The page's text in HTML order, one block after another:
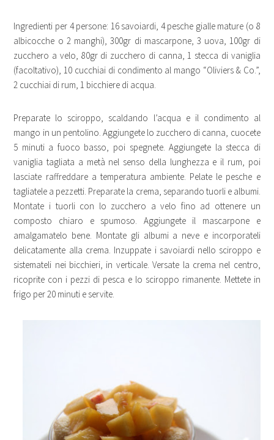
Ingredienti per 4 persone: 16 savoiardi, 4 pesche gialle mature (o 8
albicocche o 2 manghi), 300gr di mascarpone, 3 uova, 100gr di
zucchero a velo, 80gr di zucchero di canna, 1 stecca di vaniglia
(facoltativo), 10 cucchiai di condimento al mango “Oliviers & Co.”,
2 cucchiai di rum, 1 bicchiere di acqua.
Preparate lo sciroppo, scaldando l’acqua e il condimento al
mango in un pentolino. Aggiungete lo zucchero di canna, cuocete
5 minuti a fuoco basso, poi spegnete. Aggiungete la stecca di
vaniglia tagliata a metà nel senso della lunghezza e il rum, poi
lasciate raffreddare a temperatura ambiente. Pelate le pesche e
tagliatele a pezzetti. Preparate la crema, separando tuorli e albumi.
Montate i tuorli con lo zucchero a velo fino ad ottenere un
composto chiaro e spumoso. Aggiungete il mascarpone e
amalgamatelo bene. Montate gli albumi a neve e incorporateli
delicatamente alla crema. Inzuppate i savoiardi nello sciroppo e
sistemateli nei bicchieri, in verticale. Versate la crema nel centro,
ricoprite con i pezzi di pesca e lo sciroppo rimanente. Mettete in
frigo per 20 minuti e servite.